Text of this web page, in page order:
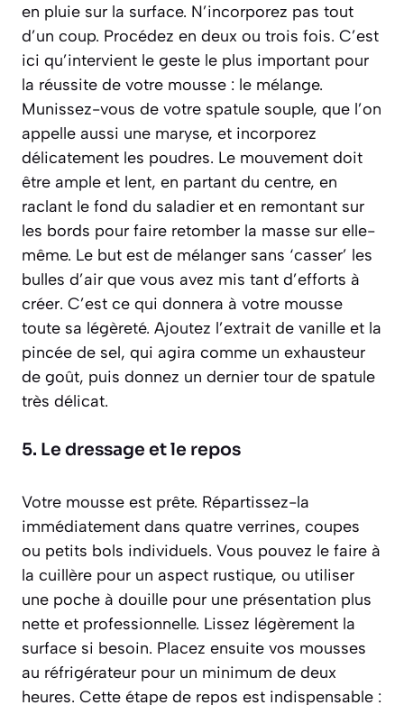
en pluie sur la surface. N’incorporez pas tout
d’un coup. Procédez en deux ou trois fois. C’est
ici qu’intervient le geste le plus important pour
la réussite de votre mousse : le mélange.
Munissez-vous de votre spatule souple, que l’on
appelle aussi une maryse, et incorporez
délicatement les poudres. Le mouvement doit
être ample et lent, en partant du centre, en
raclant le fond du saladier et en remontant sur
les bords pour faire retomber la masse sur elle-
même. Le but est de mélanger sans ‘casser’ les
bulles d’air que vous avez mis tant d’efforts à
créer. C’est ce qui donnera à votre mousse
toute sa légèreté. Ajoutez l’extrait de vanille et la
pincée de sel, qui agira comme un exhausteur
de goût, puis donnez un dernier tour de spatule
très délicat.
5. Le dressage et le repos
Votre mousse est prête. Répartissez-la
immédiatement dans quatre verrines, coupes
ou petits bols individuels. Vous pouvez le faire à
la cuillère pour un aspect rustique, ou utiliser
une poche à douille pour une présentation plus
nette et professionnelle. Lissez légèrement la
surface si besoin. Placez ensuite vos mousses
au réfrigérateur pour un minimum de deux
heures. Cette étape de repos est indispensable :